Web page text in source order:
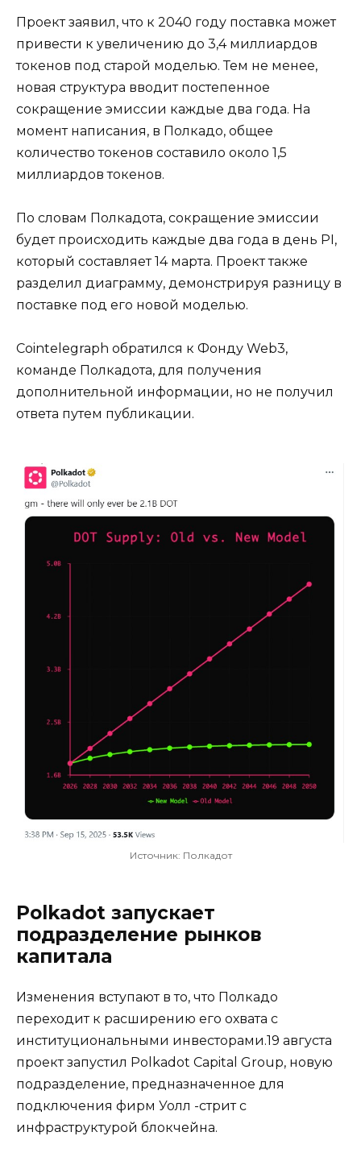
Проект заявил, что к 2040 году поставка может
привести к увеличению до 3,4 миллиардов
токенов под старой моделью. Тем не менее,
новая структура вводит постепенное
сокращение эмиссии каждые два года. На
момент написания, в Полкадо, общее
количество токенов составило около 1,5
миллиардов токенов.
По словам Полкадота, сокращение эмиссии
будет происходить каждые два года в день PI,
который составляет 14 марта. Проект также
разделил диаграмму, демонстрируя разницу в
поставке под его новой моделью.
Cointelegraph обратился к Фонду Web3,
команде Полкадота, для получения
дополнительной информации, но не получил
ответа путем публикации.
Источник: Полкадот
Polkadot запускает
подразделение рынков
капитала
Изменения вступают в то, что Полкадо
переходит к расширению его охвата с
институциональными инвесторами.19 августа
проект запустил Polkadot Capital Group, новую
подразделение, предназначенное для
подключения фирм Уолл -стрит с
инфраструктурой блокчейна.